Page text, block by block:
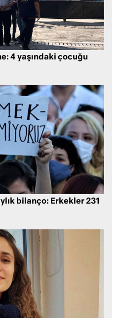
4 yaşındaki çocuğu
bilanço: Erkekler 231